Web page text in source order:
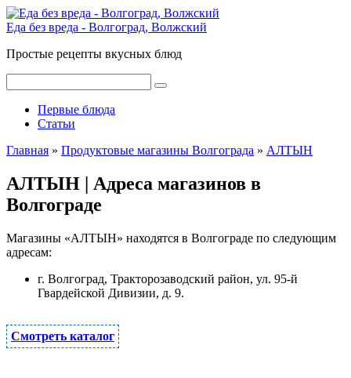
Перейти
к
Еда без вреда - Волгоград, Волжский
Простые рецепты вкусных блюд
Первые блюда
Статьи
Главная » Продуктовые магазины Волгограда » АЛТЫН
АЛТЫН | Адреса магазинов в
Волгограде
Магазины «АЛТЫН» находятся в Волгограде по следующим
адресам:
г. Волгоград, Тракторозаводский район, ул. 95-й
Гвардейской Дивизии, д. 9.
Смотреть каталог